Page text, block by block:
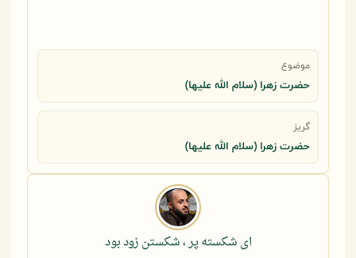
موضوع
حضرت زهرا (سلام الله علیها)
گریز
حضرت زهرا (سلام الله علیها)
ای شکسته پر ، شکستن زود بود